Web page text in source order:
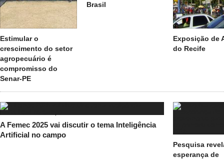
Exposição de
do Recife
Brasil
Estimular o
crescimento do setor
agropecuário é
compromisso do
Senar-PE
A Femec 2025 vai discutir o tema Inteligência
Artificial no campo
Pesquisa
esperança de